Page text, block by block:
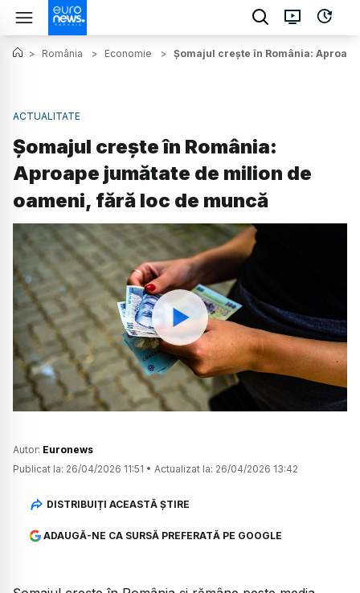
> România > Economie > Șomajul crește în România:
ACTUALITATE
Șomajul crește în România:
Aproape jumătate de milion de
oameni, fără loc de muncă
Watch
Autor: Euronews
Publicat la: 26/04/2026 11:51 • Actualizat la: 26/04/2026 13:42
DISTRIBUIȚI ACEASTĂ ȘTIRE
ADAUGĂ-NE CA SURSĂ PREFERATĂ PE GOOGLE